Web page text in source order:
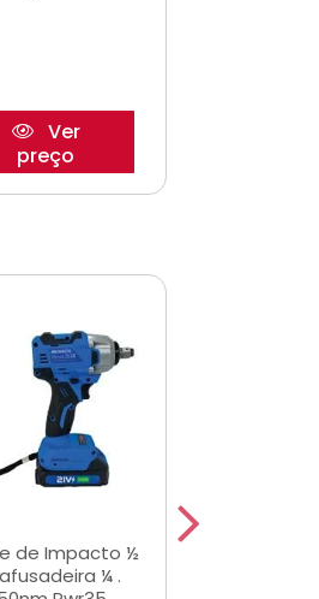
Ver
preço
de Impacto ½
¼ .